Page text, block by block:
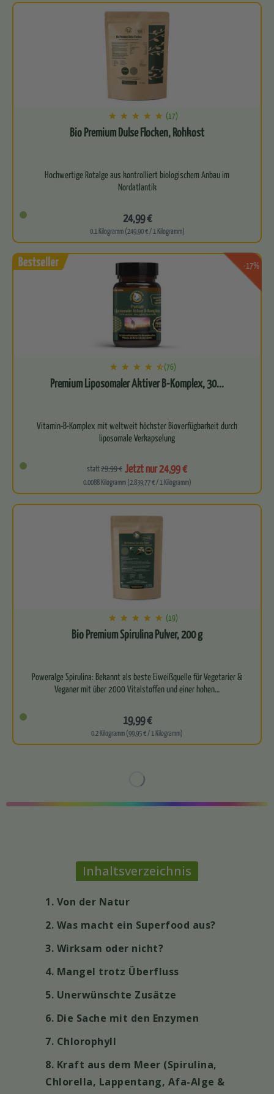
(17)
Bio Premium Dulse Flocken, Rohkost
Hochwertige Rotalge aus kontrolliert biologischem Anbau im
Nordatlantik
24,99 €
0.1 Kilogramm (249,90 € / 1 Kilogramm)
-17%
(76)
Premium Liposomaler Aktiver B-Komplex, 30...
Vitamin-B-Komplex mit weltweit höchster Bioverfügbarkeit durch
liposomale Verkapselung
Enthält alle essenziellen B-Vitamine…
statt29,99 € Jetzt nur 24,99 €
0.0088 Kilogramm (2.839,77 € / 1 Kilogramm)
(19)
Bio Premium Spirulina Pulver, 200 g
Poweralge Spirulina: Bekannt als beste Eiweißquelle für Vegetarier &
19,99 €
0.2 Kilogramm (99,95 € / 1 Kilogramm)
Inhaltsverzeichnis
1. Von der Natur
2. Was macht ein Superfood aus?
3. Wirksam oder nicht?
4. Mangel trotz Überfluss
5. Unerwünschte Zusätze
6. Die Sache mit den Enzymen
7. Chlorophyll
8. Kraft aus dem Meer (Spirulina,
Chlorella, Lappentang, Afa-Alge &